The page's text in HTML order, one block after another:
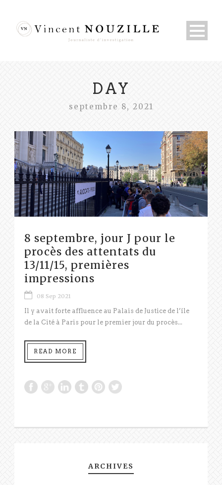
DAY
septembre 8, 2021
8 septembre, jour J pour le
procès des attentats du
13/11/15, premières
impressions
08 Sep 2021
Il y avait forte affluence au Palais de Justice de l’île
de la Cité à Paris pour le premier jour du procès...
READ MORE
ARCHIVES